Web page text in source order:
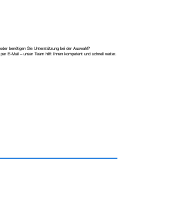
benötigen Sie Unterstützung bei der Auswahl?
E-Mail – unser Team hilft Ihnen kompetent und schnell weiter.